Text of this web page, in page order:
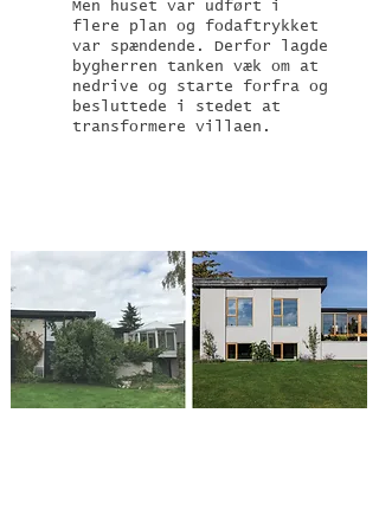
Men huset var udført i
flere plan og fodaftrykket
var spændende. Derfor lagde
bygherren tanken væk om at
nedrive og starte forfra og
besluttede i stedet at
transformere villaen.